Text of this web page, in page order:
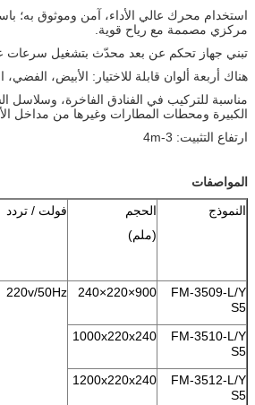
استخدام محرك عالي الأداء، آمن وموثوق به؛
مركزي مصممة مع رياح قوية.
تبني جهاز تحكم عن بعد محدّث بتشغيل سرعات
هناك أربعة ألوان قابلة للاختيار: الأبيض، الفضي،
مناسبة للتركيب في الفنادق الفاخرة، وسلاسل
الكبيرة ومحطات المطارات وغيرها من مداخل
ارتفاع التثبيت: 3-4m
المواصفات
النموذج
الحجم
(ملم)
فولت / تردد
FM-3509-L/Y
S5
900×220×240
220v/50Hz
FM-3510-L/Y
S5
1000x220x240
FM-3512-L/Y
S5
1200x220x240